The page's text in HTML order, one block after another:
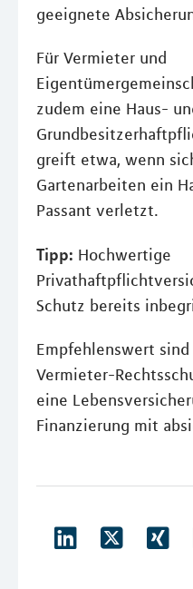
geeignete
Für Vermieter und
zudem eine Haus-
greift etwa, wenn
Gartenarbeiten ein
Passant verletzt.
Tipp: Hochwertige
Schutz bereits
Empfehlenswert
Vermieter-
eine
Finanzierung mit